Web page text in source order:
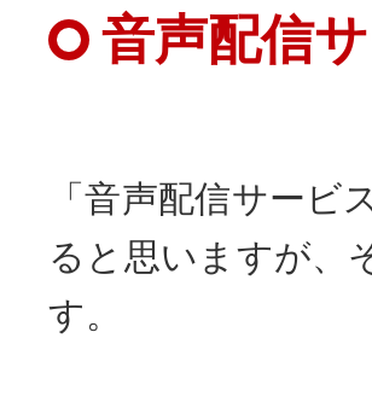
音声配信
「音声配信サー
ると思いますが、
す。